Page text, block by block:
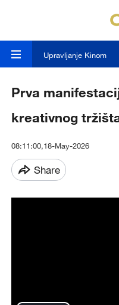
Upravljanje Kinom
Prva
kreativnog
08:11:00,18-May-2026
Share